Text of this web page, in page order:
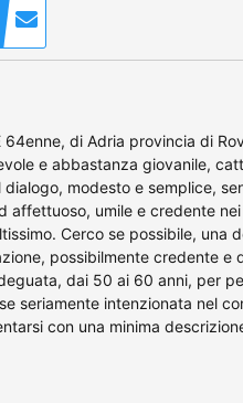
64enne, di Adria provincia di
e abbastanza giovanile,
modesto e semplice,
affettuoso, umile e credente
Cerco se possibile, una
possibilmente credente e
dai 50 ai 60 anni, per
seriamente intenzionata nel
con una minima